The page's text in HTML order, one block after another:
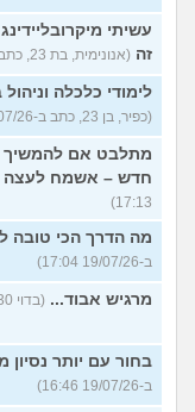
עשיתי
זה (אנונימית, בת 23, כתבה ב-19/07/26 17:35)
לימודי כלכלה וניהול ב-2026 האם יהיה לי עתיד
(כפיר, בן 23, כתב ב-19/07/26 17:24)
מתלבט אם להמשיך
חדש – אשמח לעצה
17:13)
מה הדרך הכי טובה
ב-19/07/26 17:04)
מרגיש אבוד... (בדוי 30, בן 30, כתב ב-19/07/26 16:55)
בחור עם יותר נסיון
ב-19/07/26 16:46)